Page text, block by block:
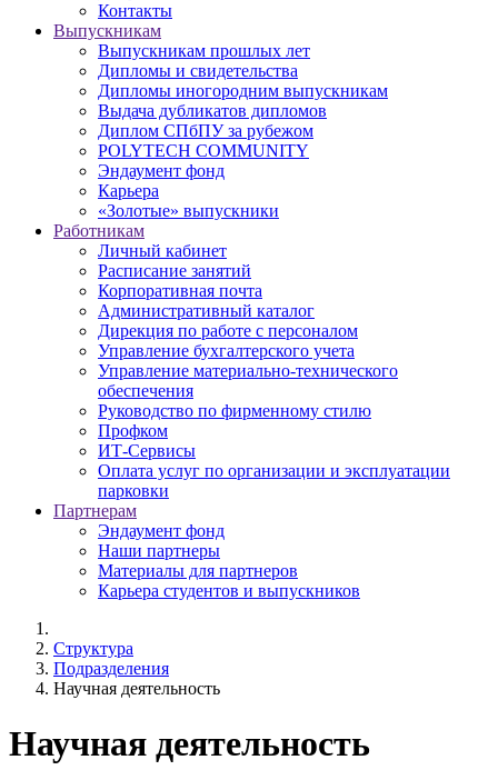
Контакты
Выпускникам
Выпускникам прошлых лет
Дипломы и свидетельства
Дипломы иногородним выпускникам
Выдача дубликатов дипломов
Диплом СПбПУ за рубежом
POLYTECH COMMUNITY
Эндаумент фонд
Карьера
«Золотые» выпускники
Работникам
Личный кабинет
Расписание занятий
Корпоративная почта
Административный каталог
Дирекция по работе с персоналом
Управление бухгалтерского учета
Управление материально-технического
обеспечения
Руководство по фирменному стилю
Профком
ИТ-Сервисы
Оплата услуг по организации и эксплуатации
парковки
Партнерам
Эндаумент фонд
Наши партнеры
Материалы для партнеров
Карьера студентов и выпускников
Структура
Подразделения
Научная деятельность
Научная деятельность